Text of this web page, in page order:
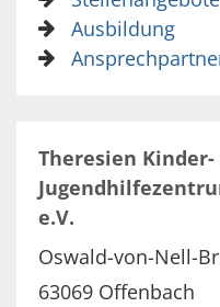
Ausbildung
Theresien Kinder-
e.V.
Oswald-von-Nell-
63069 Offenbach